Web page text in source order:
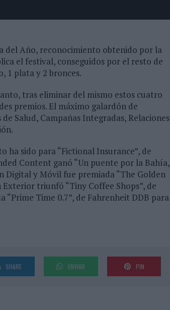
del Año, reconocimiento obtenido por la
el festival, conseguidos por el resto de
1 plata y 2 bronces.
tras eliminar del mismo estos cuatro
premios. El máximo galardón de
Salud, Campañas Integradas, Relaciones
ha sido para “Fictional Insurance”, de
Content ganó “Un puente por la Bahía,
Digital y Móvil fue premiada “The Golden
triunfó “Tiny Coffee Shops”, de
Time 0.7”, de Fahrenheit DDB para
SHARE ENVIAR PIN